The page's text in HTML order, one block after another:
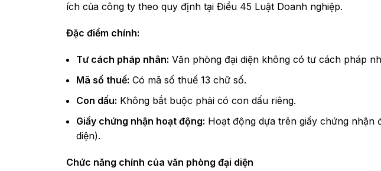
ích của công ty theo quy định tại Điều 45 Luật Doanh nghiệp.
Đặc điểm chính:
Tư cách pháp nhân: Văn phòng đại diện không có tư cách pháp
Mã số thuế: Có mã số thuế 13 chữ số.
Con dấu: Không bắt buộc phải có con dấu riêng.
Giấy chứng nhận hoạt động: Hoạt động dựa trên giấy chứng nhận
diện).
Chức năng chính của văn phòng đại diện